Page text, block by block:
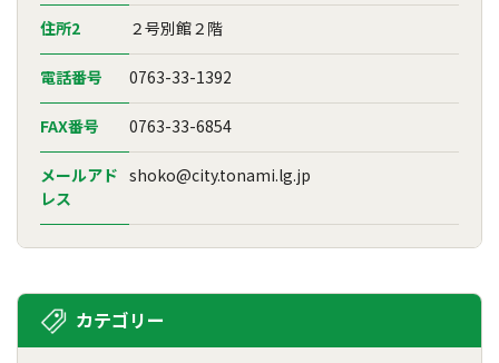
住所2 ２号別館２階
電話番号 0763-33-1392
FAX番号 0763-33-6854
メールアド
レス
shoko@city.tonami.lg.jp
カテゴリー